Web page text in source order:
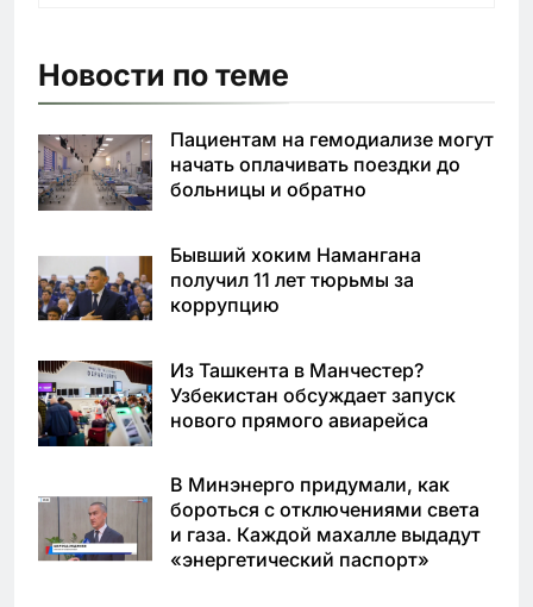
Новости по теме
Пациентам на гемодиализе могут
начать оплачивать поездки до
больницы и обратно
Бывший хоким Намангана
получил 11 лет тюрьмы за
коррупцию
Из Ташкента в Манчестер?
Узбекистан обсуждает запуск
нового прямого авиарейса
В Минэнерго придумали, как
бороться с отключениями света
и газа. Каждой махалле выдадут
«энергетический паспорт»